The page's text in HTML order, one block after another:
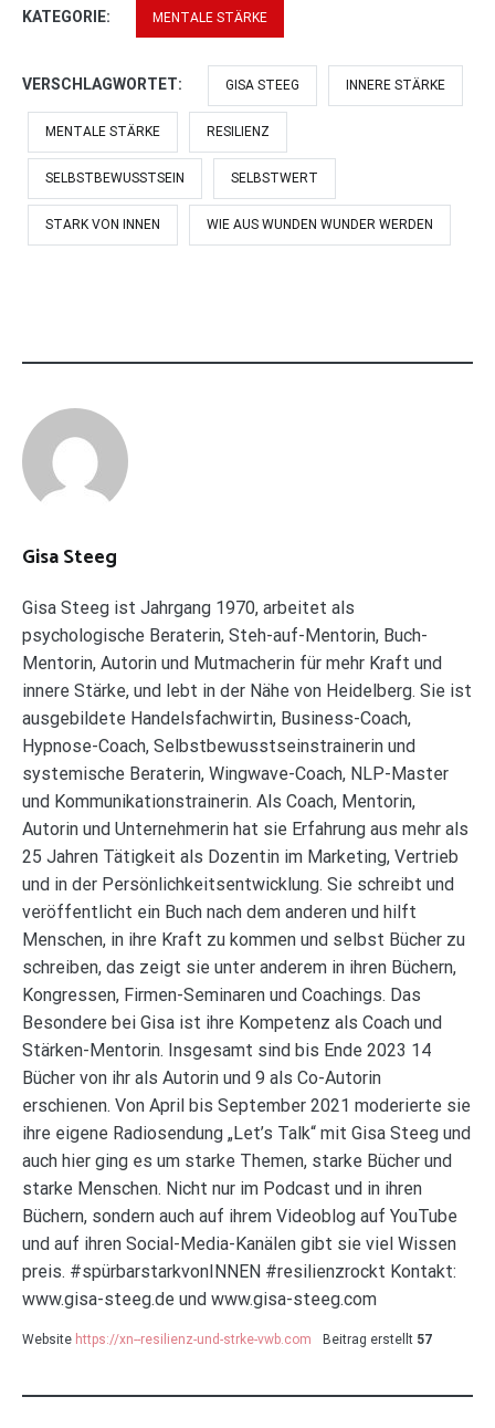
KATEGORIE: MENTALE STÄRKE
VERSCHLAGWORTET: GISA STEEG INNERE STÄRKE
MENTALE STÄRKE RESILIENZ
SELBSTBEWUSSTSEIN SELBSTWERT
STARK VON INNEN WIE AUS WUNDEN WUNDER WERDEN
Gisa Steeg
Gisa Steeg ist Jahrgang 1970, arbeitet als
psychologische Beraterin, Steh-auf-Mentorin, Buch-
Mentorin, Autorin und Mutmacherin für mehr Kraft und
innere Stärke, und lebt in der Nähe von Heidelberg. Sie ist
ausgebildete Handelsfachwirtin, Business-Coach,
Hypnose-Coach, Selbstbewusstseinstrainerin und
systemische Beraterin, Wingwave-Coach, NLP-Master
und Kommunikationstrainerin. Als Coach, Mentorin,
Autorin und Unternehmerin hat sie Erfahrung aus mehr als
25 Jahren Tätigkeit als Dozentin im Marketing, Vertrieb
und in der Persönlichkeitsentwicklung. Sie schreibt und
veröffentlicht ein Buch nach dem anderen und hilft
Menschen, in ihre Kraft zu kommen und selbst Bücher zu
schreiben, das zeigt sie unter anderem in ihren Büchern,
Kongressen, Firmen-Seminaren und Coachings. Das
Besondere bei Gisa ist ihre Kompetenz als Coach und
Stärken-Mentorin. Insgesamt sind bis Ende 2023 14
Bücher von ihr als Autorin und 9 als Co-Autorin
erschienen. Von April bis September 2021 moderierte sie
ihre eigene Radiosendung „Let’s Talk“ mit Gisa Steeg und
auch hier ging es um starke Themen, starke Bücher und
starke Menschen. Nicht nur im Podcast und in ihren
Büchern, sondern auch auf ihrem Videoblog auf YouTube
und auf ihren Social-Media-Kanälen gibt sie viel Wissen
preis. #spürbarstarkvonINNEN #resilienzrockt Kontakt:
www.gisa-steeg.de und www.gisa-steeg.com
Website https://xn--resilienz-und-strke-vwb.com Beitrag erstellt 57